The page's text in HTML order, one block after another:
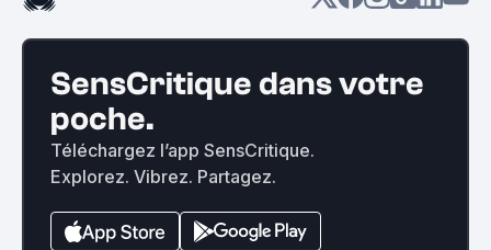
SensCritique dans votre
poche.
Téléchargez l’app SensCritique.
Explorez. Vibrez. Partagez.